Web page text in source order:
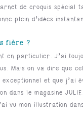
de croquis spécial
plein d’idées
fière ?
en particulier. J’ai
Mais on va dire que
et que j’ai
dans le magasine
vu mon illustration